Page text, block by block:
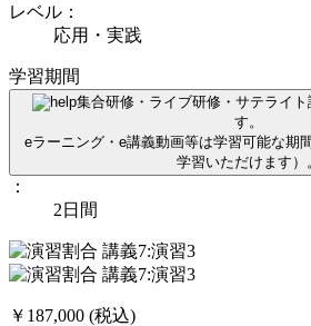
レベル：
応用・実践
学習期間
集合研修・ライブ研修・サテライ
す。
eラーニング・e講義動画等は学習可能な期
学習いただけます）
：
2日間
￥187,000 (税込)